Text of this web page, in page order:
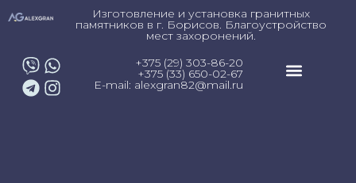
Изготовление и установка гранитных
памятников в г. Борисов. Благоустройство
мест захоронений.
+375 (29) 303-86-20
+375 (33) 650-02-67
E-mail: alexgran82@mail.ru